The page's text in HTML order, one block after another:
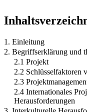
1. Einleitung
2. Begriffserklärung und
2.1 Projekt
2.2 Schlüsselfaktoren
2.3
2.4 Internationales
Herausforderungen